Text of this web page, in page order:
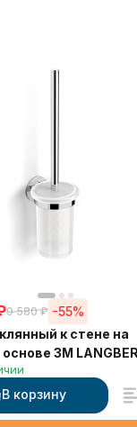
9 580 ₽ -55%
к стене на
3М
В корзину